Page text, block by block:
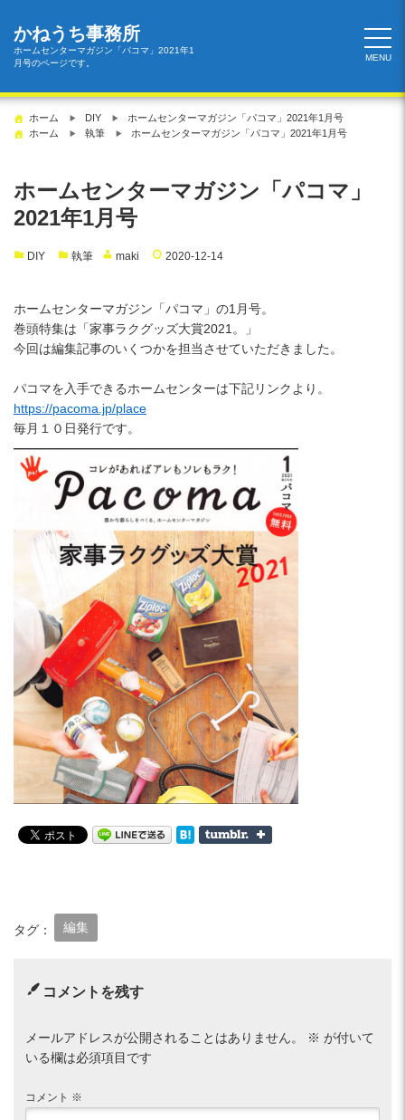
かねうち事務所
ホームセンターマガジン「パコマ」2021年1
月号のページです。
MENU
ホーム DIY
ホームセンターマガジン「パコマ」2021年1月号
ホーム
執筆 ホームセンターマガジン「パコマ」2021年1月号
ホームセンターマガジン「パコマ」
2021年1月号
DIY 執筆 maki 2020-12-14
ホームセンターマガジン「パコマ」の1月号。
巻頭特集は「家事ラクグッズ大賞2021。」
今回は編集記事のいくつかを担当させていただきました。
パコマを入手できるホームセンターは下記リンクより。
https://pacoma.jp/place
毎月１０日発行です。
タグ： 編集
コメントを残す
メールアドレスが公開されることはありません。 ※ が付いて
いる欄は必須項目です
コメント ※